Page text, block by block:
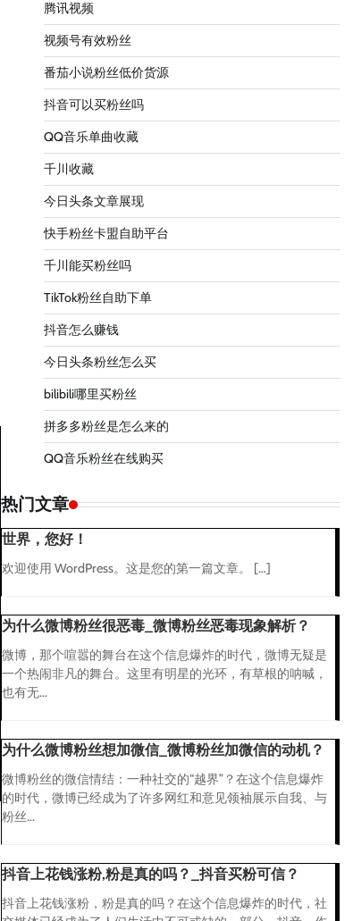
腾讯视频
视频号有效粉丝
番茄小说粉丝低价货源
抖音可以买粉丝吗
QQ音乐单曲收藏
千川收藏
今日头条文章展现
快手粉丝卡盟自助平台
千川能买粉丝吗
TikTok粉丝自助下单
抖音怎么赚钱
今日头条粉丝怎么买
bilibili哪里买粉丝
拼多多粉丝是怎么来的
QQ音乐粉丝在线购买
热门文章
世界，您好！
欢迎使用 WordPress。这是您的第一篇文章。 […]
为什么微博粉丝很恶毒_微博粉丝恶毒现象解析？
微博，那个喧嚣的舞台在这个信息爆炸的时代，微博无疑是
一个热闹非凡的舞台。这里有明星的光环，有草根的呐喊，
也有无...
为什么微博粉丝想加微信_微博粉丝加微信的动机？
微博粉丝的微信情结：一种社交的“越界”？在这个信息爆炸
的时代，微博已经成为了许多网红和意见领袖展示自我、与
粉丝...
抖音上花钱涨粉,粉是真的吗？_抖音买粉可信？
抖音上花钱涨粉，粉是真的吗？在这个信息爆炸的时代，社